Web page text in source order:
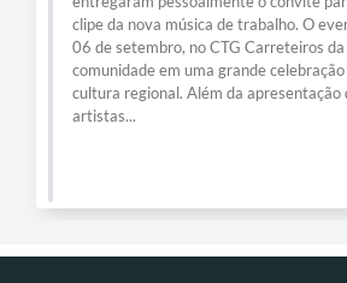
clipe da nova música de trabalho. O
06 de setembro, no CTG Carreteiros da
comunidade em uma grande
cultura regional. Além da apresentação
artistas...